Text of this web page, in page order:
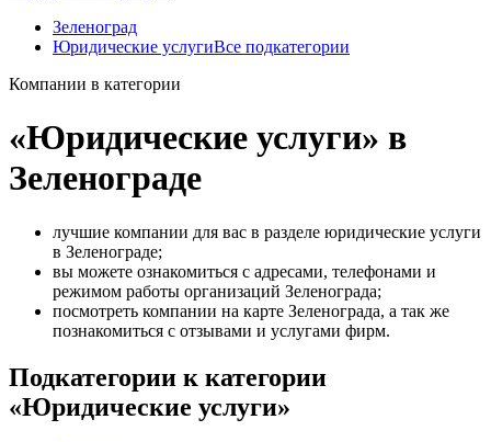
Зеленоград
Юридические услугиВсе подкатегории
Компании в категории
«Юридические услуги» в
Зеленограде
лучшие компании для вас в разделе юридические услуги
в Зеленограде;
вы можете ознакомиться с адресами, телефонами и
режимом работы организаций Зеленограда;
посмотреть компании на карте Зеленограда, а так же
познакомиться с отзывами и услугами фирм.
Подкатегории к категории
«Юридические услуги»